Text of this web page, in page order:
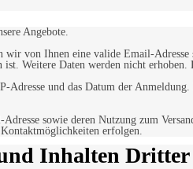
Angebote.
wir von Ihnen eine valide Email-
Weitere Daten werden nicht
und das Datum der
sowie deren Nutzung zum
erfolgen.
Inhalten Dritter